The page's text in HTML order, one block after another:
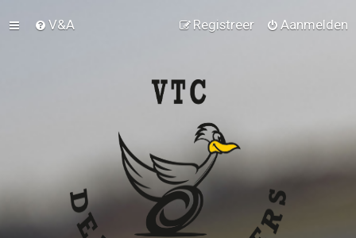
V&A Aanmelden
Registreer